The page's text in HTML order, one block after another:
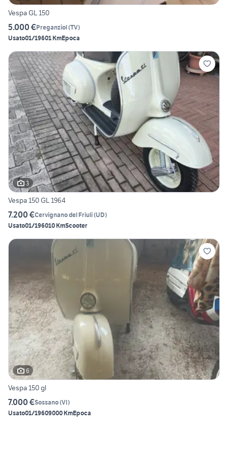
Vespa GL 150
5.000 €Preganziol(TV)
Usato01/19601 KmEpoca
3
Vespa 150 GL 1964
7.200 €Cervignano del Friuli(UD)
Usato01/196010 KmScooter
6
Vespa 150 gl
7.000 €Sossano(VI)
Usato01/19609000 KmEpoca